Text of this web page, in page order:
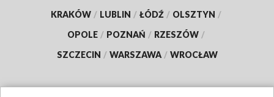
KRAKÓW / LUBLIN / ŁÓDŹ / OLSZTYN /
OPOLE / POZNAŃ / RZESZÓW /
SZCZECIN / WARSZAWA / WROCŁAW